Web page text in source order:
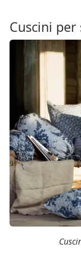
Cuscini